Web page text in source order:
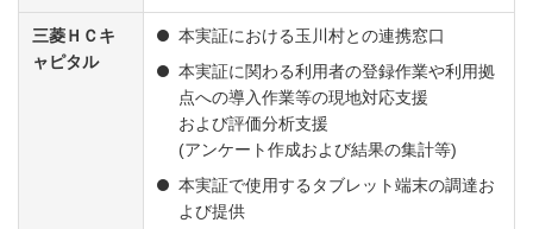
三菱ＨＣキ
ャピタル
本実証における玉川村との連携窓口
本実証に関わる利用者の登録作業や利用拠
点への導入作業等の現地対応支援
および評価分析支援
(アンケート作成および結果の集計等)
本実証で使用するタブレット端末の調達お
よび提供